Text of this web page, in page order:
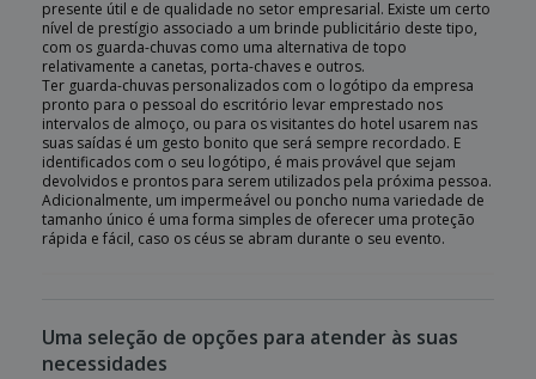
presente útil e de qualidade no setor empresarial. Existe um certo
nível de prestígio associado a um brinde publicitário deste tipo,
com os guarda-chuvas como uma alternativa de topo
relativamente a canetas, porta-chaves e outros.
Ter guarda-chuvas personalizados com o logótipo da empresa
pronto para o pessoal do escritório levar emprestado nos
intervalos de almoço, ou para os visitantes do hotel usarem nas
suas saídas é um gesto bonito que será sempre recordado. E
identificados com o seu logótipo, é mais provável que sejam
devolvidos e prontos para serem utilizados pela próxima pessoa.
Adicionalmente, um impermeável ou poncho numa variedade de
tamanho único é uma forma simples de oferecer uma proteção
rápida e fácil, caso os céus se abram durante o seu evento.
Uma seleção de opções para atender às suas
necessidades